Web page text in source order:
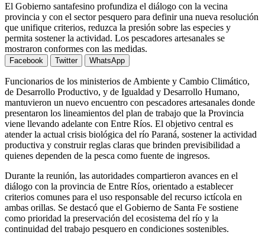
El Gobierno santafesino profundiza el diálogo con la vecina
provincia y con el sector pesquero para definir una nueva resolución
que unifique criterios, reduzca la presión sobre las especies y
permita sostener la actividad. Los pescadores artesanales se
mostraron conformes con las medidas.
Facebook Twitter WhatsApp
Funcionarios de los ministerios de Ambiente y Cambio Climático,
de Desarrollo Productivo, y de Igualdad y Desarrollo Humano,
mantuvieron un nuevo encuentro con pescadores artesanales donde
presentaron los lineamientos del plan de trabajo que la Provincia
viene llevando adelante con Entre Ríos. El objetivo central es
atender la actual crisis biológica del río Paraná, sostener la actividad
productiva y construir reglas claras que brinden previsibilidad a
quienes dependen de la pesca como fuente de ingresos.
Durante la reunión, las autoridades compartieron avances en el
diálogo con la provincia de Entre Ríos, orientado a establecer
criterios comunes para el uso responsable del recurso ictícola en
ambas orillas. Se destacó que el Gobierno de Santa Fe sostiene
como prioridad la preservación del ecosistema del río y la
continuidad del trabajo pesquero en condiciones sostenibles.